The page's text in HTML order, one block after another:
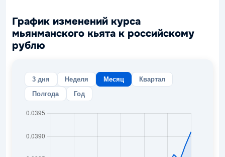
График изменений курса
мьянманского кьята к российскому
рублю
3 дня Неделя Месяц
Квартал
Полгода
Год